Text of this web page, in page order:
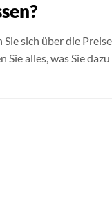
sich über die Preise
alles, was Sie dazu